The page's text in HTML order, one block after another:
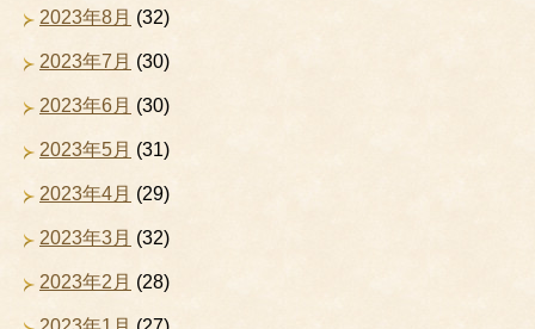
2023年8月 (32)
2023年7月 (30)
2023年6月 (30)
2023年5月 (31)
2023年4月 (29)
2023年3月 (32)
2023年2月 (28)